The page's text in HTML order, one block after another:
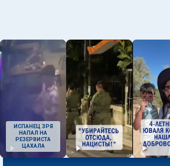
ИСПАНЕЦ ЗРЯ
НАПАЛ НА
РЕЗЕРВИСТА
ЦАХАЛА